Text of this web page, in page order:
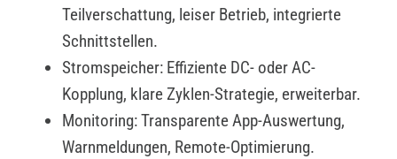
Teilverschattung, leiser Betrieb, integrierte
Schnittstellen.
Stromspeicher: Effiziente DC- oder AC-
Kopplung, klare Zyklen-Strategie, erweiterbar.
Monitoring: Transparente App-Auswertung,
Warnmeldungen, Remote-Optimierung.